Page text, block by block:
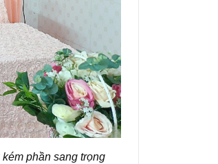
phần sang trọng